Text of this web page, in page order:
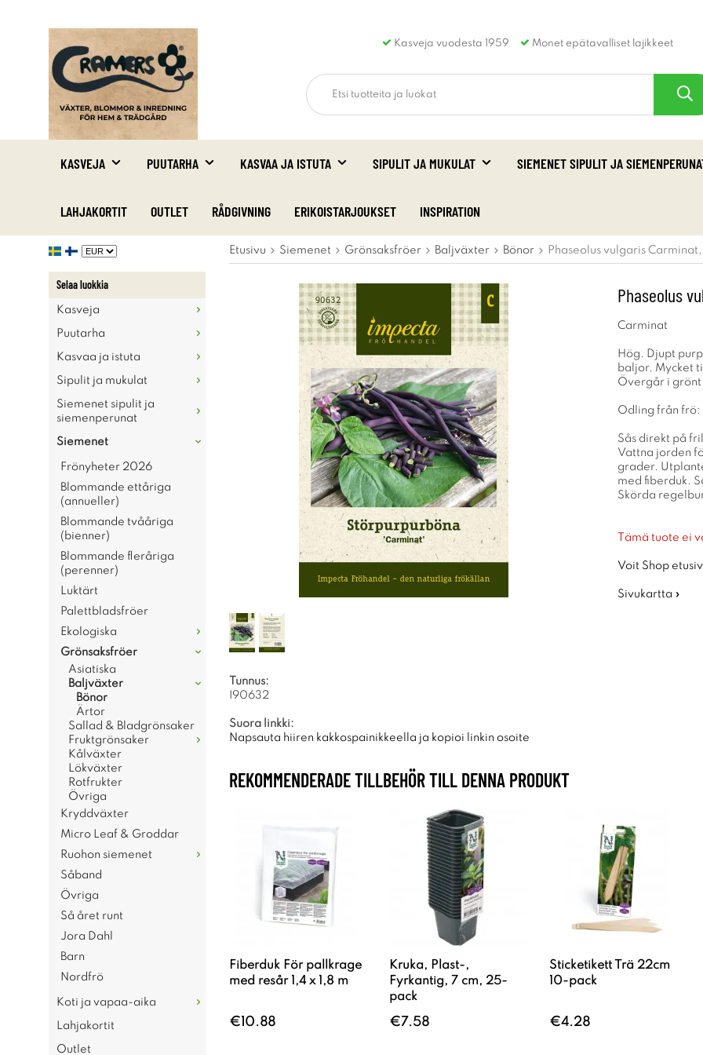
Kasveja vuodesta 1959 Monet epätavalliset lajikkeet
KASVEJA PUUTARHA KASVAA JA ISTUTA SIPULIT JA MUKULAT SIEMENET SIPULIT JA
LAHJAKORTIT OUTLET RÅDGIVNING ERIKOISTARJOUKSET INSPIRATION
Selaa luokkia
Kasveja
Puutarha
Kasvaa ja istuta
Sipulit ja mukulat
Siemenet sipulit ja
siemenperunat
Siemenet
Frönyheter 2026
Blommande ettåriga
(annueller)
Blommande tvååriga
(bienner)
Blommande fleråriga
(perenner)
Luktärt
Palettbladsfröer
Ekologiska
Grönsaksfröer
Asiatiska
Baljväxter
Bönor
Ärtor
Sallad & Bladgrönsaker
Fruktgrönsaker
Kålväxter
Lökväxter
Rotfrukter
Övriga
Kryddväxter
Micro Leaf & Groddar
Ruohon siemenet
Såband
Övriga
Så året runt
Jora Dahl
Barn
Nordfrö
Koti ja vapaa-aika
Lahjakortit
Outlet
Etusivu Siemenet Grönsaksfröer Baljväxter Bönor Phaseolus vulgaris
Phaseolus
Carminat
Hög. Djupt
baljor. Mycket
Övergår i grönt
Odling från frö:
Sås direkt på
Vattna jorden
grader.
med fiberduk.
Skörda
Tämä tuote ei
Voit Shop
Sivukartta »
Tunnus:
I90632
Suora linkki:
Napsauta hiiren kakkospainikkeella ja kopioi linkin osoite
REKOMMENDERADE TILLBEHÖR TILL DENNA PRODUKT
Fiberduk För pallkrage
med resår 1,4 x 1,8 m
€10.88
Kruka, Plast-,
Fyrkantig, 7 cm, 25-
pack
€7.58
Sticketikett Trä 22cm
10-pack
€4.28